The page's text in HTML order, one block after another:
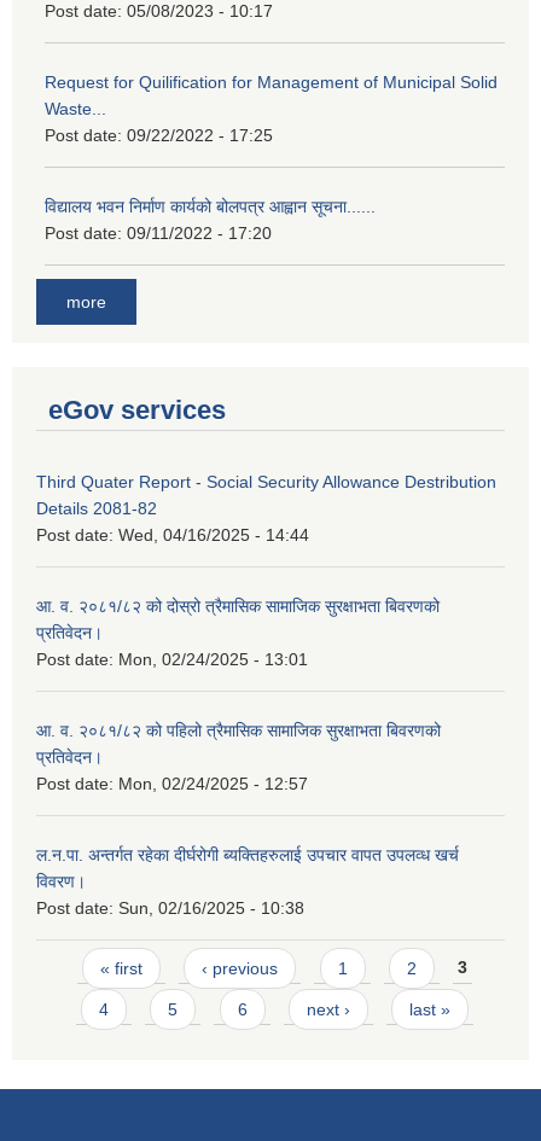
Post date: 05/08/2023 - 10:17
Request for Quilification for Management of Municipal Solid
Waste...
Post date: 09/22/2022 - 17:25
विद्यालय भवन निर्माण कार्यको बोलपत्र आह्वान सूचना......
Post date: 09/11/2022 - 17:20
more
eGov services
Third Quater Report - Social Security Allowance Destribution
Details 2081-82
Post date: Wed, 04/16/2025 - 14:44
आ. व. २०८१/८२ को दोस्रो त्रैमासिक सामाजिक सुरक्षाभता बिवरणको
प्रतिवेदन।
Post date: Mon, 02/24/2025 - 13:01
आ. व. २०८१/८२ को पहिलो त्रैमासिक सामाजिक सुरक्षाभता बिवरणको
प्रतिवेदन।
Post date: Mon, 02/24/2025 - 12:57
ल.न.पा. अन्तर्गत रहेका दीर्घरोगी ब्यक्तिहरुलाई उपचार वापत उपलव्ध खर्च
विवरण।
Post date: Sun, 02/16/2025 - 10:38
Pages
« first ‹ previous 1 2 3
4 5 6 next › last »